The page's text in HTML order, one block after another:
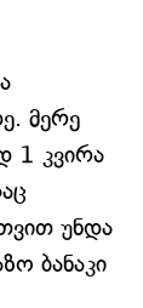
მერე
1 კვირა
უნდა
ბანაკი